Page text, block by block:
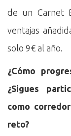
de un Carnet
ventajas
solo 9€ al año.
¿Cómo
¿Sigues
como
reto?